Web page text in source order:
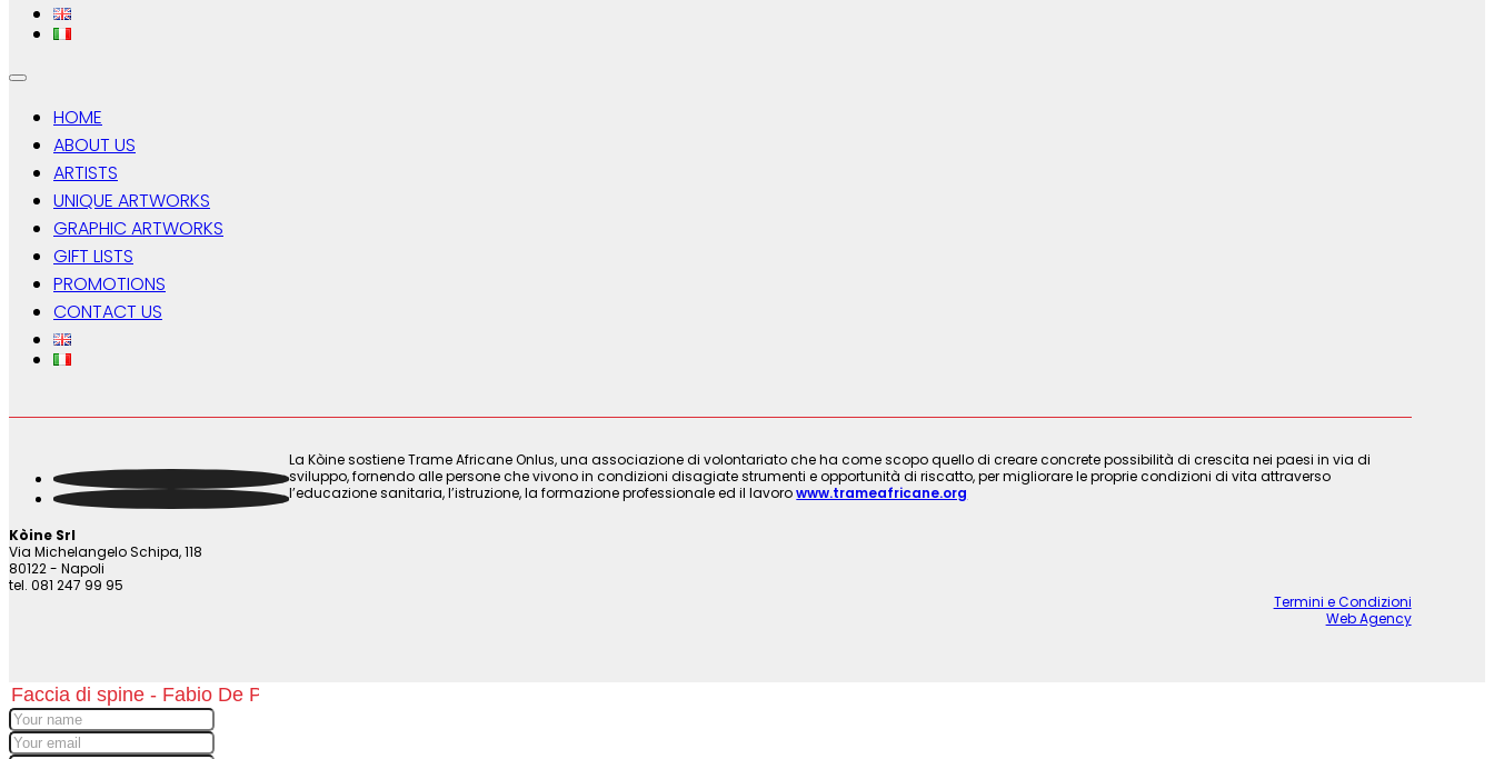
HOME
ABOUT US
ARTISTS
UNIQUE ARTWORKS
GRAPHIC ARTWORKS
GIFT LISTS
PROMOTIONS
CONTACT US
La Kòine sostiene Trame Africane Onlus, una associazione di volontariato che ha come scopo quello di creare concrete possibilità di crescita nei paesi in via di
sviluppo, fornendo alle persone che vivono in condizioni disagiate strumenti e opportunità di riscatto, per migliorare le proprie condizioni di vita attraverso
l’educazione sanitaria, l’istruzione, la formazione professionale ed il lavorowww.trameafricane.org
Kòine Srl
Via Michelangelo Schipa, 118
80122 - Napoli
tel. 081 247 99 95
Termini e Condizioni
Web Agency